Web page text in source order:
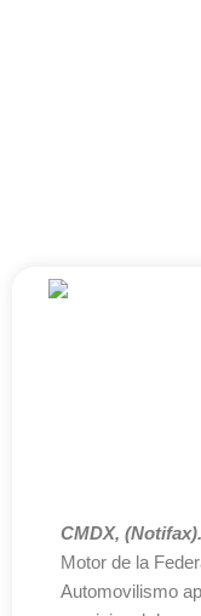
CMDX,
Motor de la
Automovilismo